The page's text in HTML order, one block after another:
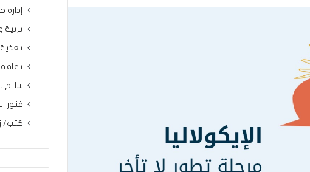
إدارة
تربية
ثقافة
سلام
فنور
كتب/